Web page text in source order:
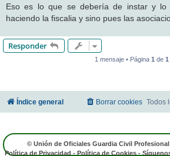
Eso es lo que se debería de instar y lo
haciendo la fiscalia y sino pues las
Responder
1 mensaje • Página 1 de 1
Índice general Todos
Borrar cookies
© Unión de Oficiales Guardia Civil Profesional
Política de Privacidad - Política de Cookies -